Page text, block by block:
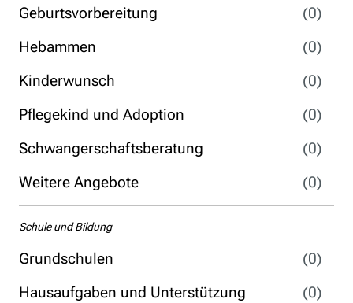
Geburtsvorbereitung
(0)
Hebammen
(0)
Kinderwunsch
(0)
Pflegekind und Adoption
(0)
Schwangerschaftsberatung
(0)
Weitere Angebote
(0)
Schule und Bildung
Grundschulen
(0)
Hausaufgaben und Unterstützung
(0)